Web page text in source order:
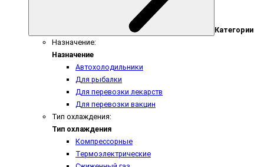
Категории
Назначение:
Назначение
Автохолодильники
Для рыбалки
Для перевозки лекарств
Для перевозки вакцин
Тип охлаждения:
Тип охлаждения
Компрессорные
Термоэлектрические